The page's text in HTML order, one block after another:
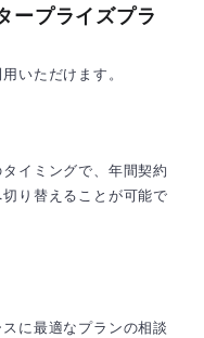
ープライズプラ
いただけます。
イミングで、年間契約
り替えることが可能で
に最適なプランの相談